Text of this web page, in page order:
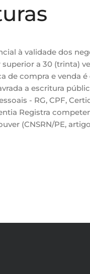
à validade dos
a 30 (trinta)
de compra e venda
a escritura
- RG, CPF,
Registra
(CNSRN/PE,